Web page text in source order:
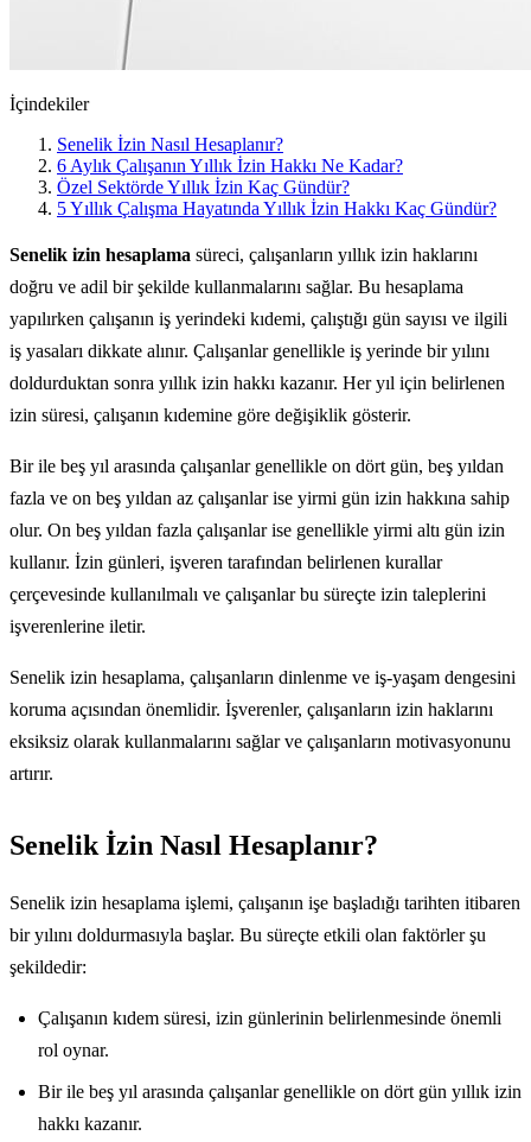
İçindekiler
Senelik İzin Nasıl Hesaplanır?
6 Aylık Çalışanın Yıllık İzin Hakkı Ne Kadar?
Özel Sektörde Yıllık İzin Kaç Gündür?
5 Yıllık Çalışma Hayatında Yıllık İzin Hakkı Kaç Gündür?
Senelik izin hesaplama süreci, çalışanların yıllık izin haklarını
doğru ve adil bir şekilde kullanmalarını sağlar. Bu hesaplama
yapılırken çalışanın iş yerindeki kıdemi, çalıştığı gün sayısı ve ilgili
iş yasaları dikkate alınır. Çalışanlar genellikle iş yerinde bir yılını
doldurduktan sonra yıllık izin hakkı kazanır. Her yıl için belirlenen
izin süresi, çalışanın kıdemine göre değişiklik gösterir.
Bir ile beş yıl arasında çalışanlar genellikle on dört gün, beş yıldan
fazla ve on beş yıldan az çalışanlar ise yirmi gün izin hakkına sahip
olur. On beş yıldan fazla çalışanlar ise genellikle yirmi altı gün izin
kullanır. İzin günleri, işveren tarafından belirlenen kurallar
çerçevesinde kullanılmalı ve çalışanlar bu süreçte izin taleplerini
işverenlerine iletir.
Senelik izin hesaplama, çalışanların dinlenme ve iş-yaşam dengesini
koruma açısından önemlidir. İşverenler, çalışanların izin haklarını
eksiksiz olarak kullanmalarını sağlar ve çalışanların motivasyonunu
artırır.
Senelik İzin Nasıl Hesaplanır?
Senelik izin hesaplama işlemi, çalışanın işe başladığı tarihten itibaren
bir yılını doldurmasıyla başlar. Bu süreçte etkili olan faktörler şu
şekildedir:
Çalışanın kıdem süresi, izin günlerinin belirlenmesinde önemli
rol oynar.
Bir ile beş yıl arasında çalışanlar genellikle on dört gün yıllık izin
hakkı kazanır.